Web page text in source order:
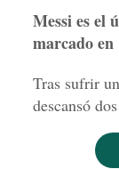
Messi es el
marcado en
Tras sufrir
descansó